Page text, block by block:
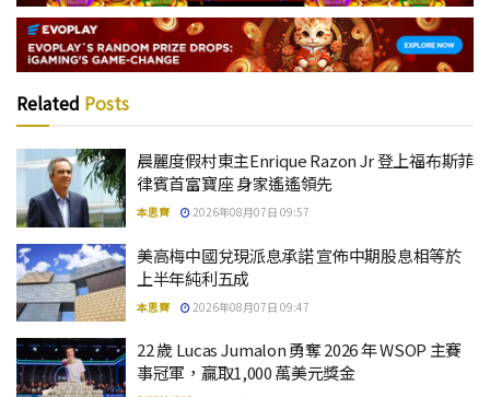
Related Posts
晨麗度假村東主Enrique Razon Jr 登上福布斯菲
律賓首富寶座 身家遙遙領先
本思齊 2026年08月07日 09:57
美高梅中國兌現派息承諾 宣佈中期股息相等於
上半年純利五成
本思齊 2026年08月07日 09:47
22 歲 Lucas Jumalon 勇奪 2026 年 WSOP 主賽
事冠軍，贏取1,000 萬美元獎金